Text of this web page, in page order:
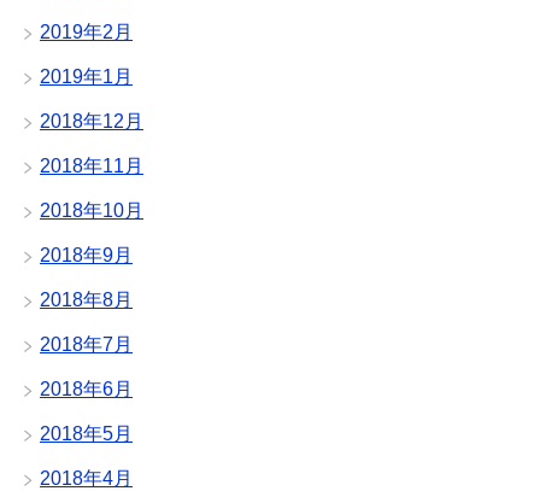
2019年2月
2019年1月
2018年12月
2018年11月
2018年10月
2018年9月
2018年8月
2018年7月
2018年6月
2018年5月
2018年4月